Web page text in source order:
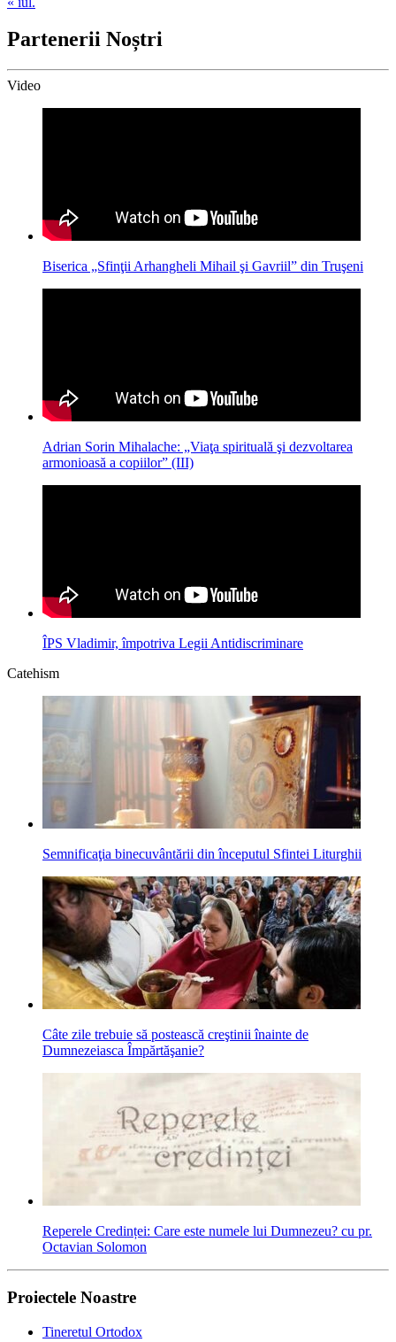
Partenerii Noștri
Video
Biserica „Sfinţii Arhangheli Mihail şi Gavriil” din Truşeni
Adrian Sorin Mihalache: „Viaţa spirituală şi dezvoltarea
armonioasă a copiilor” (III)
ÎPS Vladimir, împotriva Legii Antidiscriminare
Catehism
Semnificaţia binecuvântării din începutul Sfintei Liturghii
Câte zile trebuie să postească creştinii înainte de
Dumnezeiasca Împărtăşanie?
Reperele Credinței: Care este numele lui Dumnezeu? cu pr.
Octavian Solomon
Proiectele Noastre
Tineretul Ortodox